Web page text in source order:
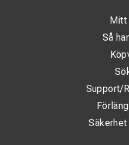
Mitt
Så
Support/